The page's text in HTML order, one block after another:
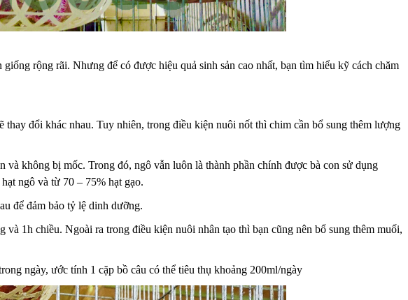
rộng rãi. Nhưng để có được hiệu quả sinh sản cao nhất, bạn tìm hiểu kỹ cách chăm
đổi khác nhau. Tuy nhiên, trong điều kiện nuôi nốt thì chim cần bổ sung thêm lượng
không bị mốc. Trong đó, ngô vẫn luôn là thành phần chính được bà con sử dụng
ngô và từ 70 – 75% hạt gạo.
để đảm bảo tỷ lệ dinh dưỡng.
1h chiều. Ngoài ra trong điều kiện nuôi nhân tạo thì bạn cũng nên bổ sung thêm muối,
ngày, ước tính 1 cặp bồ câu có thể tiêu thụ khoảng 200ml/ngày